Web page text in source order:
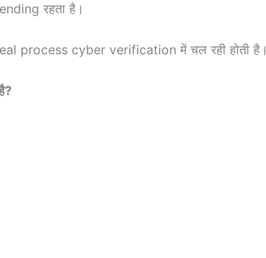
रहता है।
process cyber verification में चल रही होती है।